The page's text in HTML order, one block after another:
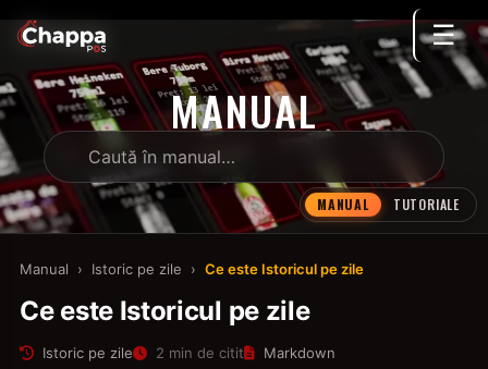
☰
MANUAL
MANUAL TUTORIALE
Manual › Istoric pe zile › Ce este Istoricul pe zile
Ce este Istoricul pe zile
Istoric pe zile 2 min de citit Markdown